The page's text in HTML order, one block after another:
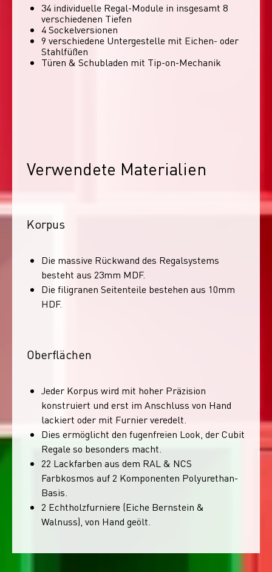
34 individuelle Regal-Module​ in insgesamt 8
verschiedenen Tiefen
4 Sockelversionen​
9 verschiedene Untergestelle mit Eichen- oder
Stahlfüßen
Türen & Schubladen mit Tip-on-Mechanik
Verwendete Materialien
Korpus
Die massive Rückwand des Regalsystems
besteht aus 23mm MDF.
Die filigranen Seitenteile bestehen aus 10mm
HDF.
Oberflächen
Jeder Korpus wird mit hoher Präzision
konstruiert und erst im Anschluss von Hand
lackiert oder mit Furnier veredelt.
Dies ermöglicht den fugenfreien Look, der Cubit
Regale so besonders macht.
22 Lackfarben aus dem RAL & NCS
Farbkosmos auf 2 Komponenten Polyurethan-
Basis.
2 Echtholzfurniere (Eiche Bernstein &
Walnuss), von Hand geölt.